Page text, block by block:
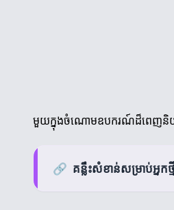
មួយក្នុងចំណោមឧបករណ៍ដ៏ពេញនិយម
🔗 គន្លឹះសំខាន់សម្រាប់អ្នក